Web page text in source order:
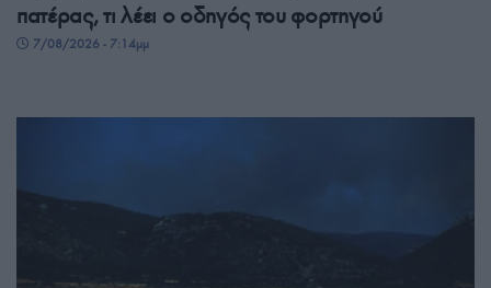
πατέρας, τι λέει ο οδηγός του φορτηγού
7/08/2026 - 7:14μμ